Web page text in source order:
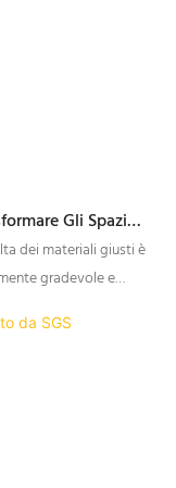
Gli Spazi
dei materiali giusti è
gradevole e
affermati come la
strutture mediche,